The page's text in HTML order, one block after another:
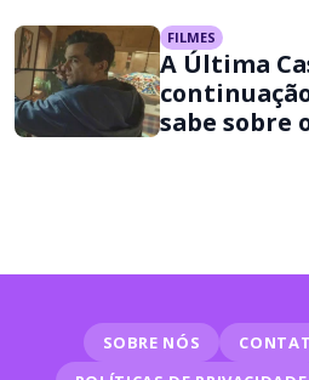
FILMES
A Última
sabe sobre
SOBRE NÓS